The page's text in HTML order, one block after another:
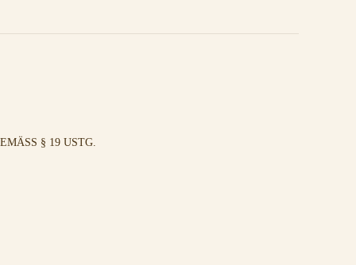
§ 19 USTG.